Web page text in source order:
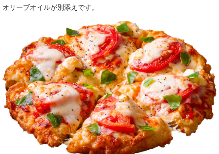
オリーブオイルが別添えです。